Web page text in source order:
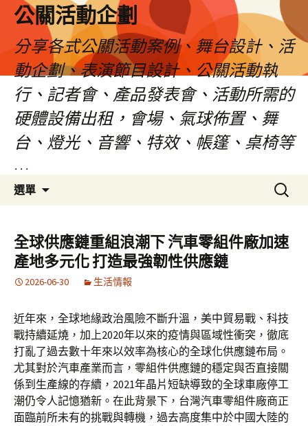
公關活動企劃
分享各式公關活動案例、舞台設計、活
動企劃、表演節目設計、公關活動執
行、記者會、產品發表會、活動所需的
硬體設備出租，會場、氣球佈置、舞
台、燈光、音響、特效、帳篷、桌椅等
…
選單
要
內
容
搜
尋
鍵
字:
全球供應鏈重組浪潮下 汽車零組件廠加速
產地多元化 打造最強韌性供應鏈
2026-06-30 生活情報
近年來，全球地緣政治風險不斷升溫，美中貿易戰、科技
戰持續延燒，加上2020年以來的疫情與區域性衝突，徹底
打亂了過去數十年來以效率為核心的全球化供應鏈布局。
尤其對於汽車產業而言，零組件供應鏈的穩定與否直接關
係到生產線的存續，2021年晶片短缺導致的全球車廠停工
潮仍令人記憶猶新。在此背景下，台灣汽車零組件廠商正
面臨前所未有的挑戰與轉機，過去高度集中於中國大陸的